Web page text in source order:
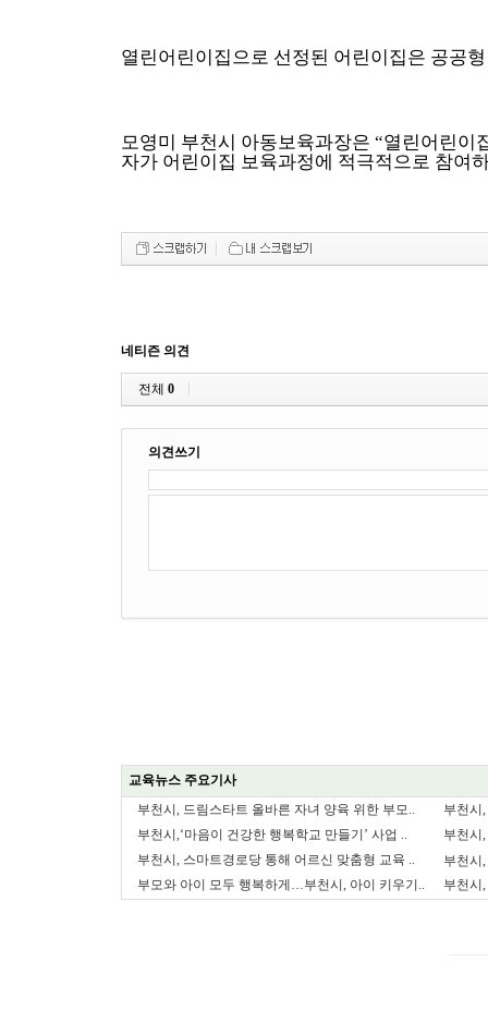
열린어린이집으로 선정된 어린이집은 공공
모영미 부천시 아동보육과장은 “열린어린이
자가 어린이집 보육과정에 적극적으로 참여
네티즌 의견
전체 0
의견쓰기
교육뉴스 주요기사
부천시, 드림스타트 올바른 자녀 양육 위한 부모..
부천시
부천시,‘마음이 건강한 행복학교 만들기’ 사업 ..
부천시
부천시, 스마트경로당 통해 어르신 맞춤형 교육 ..
부천시
부모와 아이 모두 행복하게…부천시, 아이 키우기..
부천시